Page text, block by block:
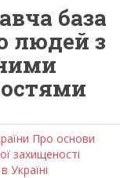
база
людей з
Про основи
захищеності
Україні